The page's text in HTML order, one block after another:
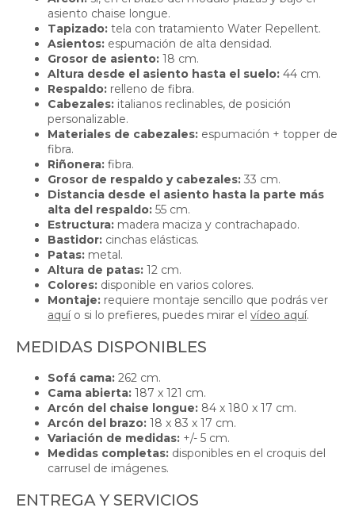
asiento chaise longue.
Tapizado: tela con tratamiento Water Repellent.
Asientos: espumación de alta densidad.
Grosor de asiento: 18 cm.
Altura desde el asiento hasta el suelo: 44 cm.
Respaldo: relleno de fibra.
Cabezales: italianos reclinables, de posición
personalizable.
Materiales de cabezales: espumación + topper de
fibra.
Riñonera: fibra.
Grosor de respaldo y cabezales: 33 cm.
Distancia desde el asiento hasta la parte más
alta del respaldo: 55 cm.
Estructura: madera maciza y contrachapado.
Bastidor: cinchas elásticas.
Patas: metal.
Altura de patas: 12 cm.
Colores: disponible en varios colores.
Montaje: requiere montaje sencillo que podrás ver
aquío si lo prefieres, puedes mirar el vídeo aquí.
MEDIDAS DISPONIBLES
Sofá cama: 262 cm.
Cama abierta: 187 x 121 cm.
Arcón del chaise longue: 84 x 180 x 17 cm.
Arcón del brazo: 18 x 83 x 17 cm.
Variación de medidas: +/- 5 cm.
Medidas completas: disponibles en el croquis del
carrusel de imágenes.
ENTREGA Y SERVICIOS